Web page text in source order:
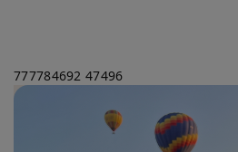
777784692 47496